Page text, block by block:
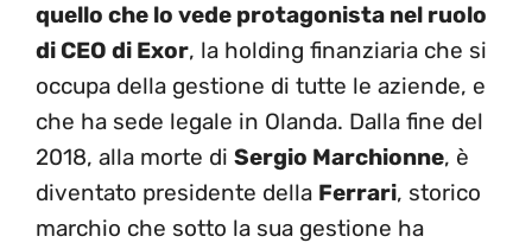
quello che lo vede protagonista nel ruolo
di CEO di Exor, la holding finanziaria che si
occupa della gestione di tutte le aziende, e
che ha sede legale in Olanda. Dalla fine del
2018, alla morte di Sergio Marchionne, è
diventato presidente della Ferrari, storico
marchio che sotto la sua gestione ha